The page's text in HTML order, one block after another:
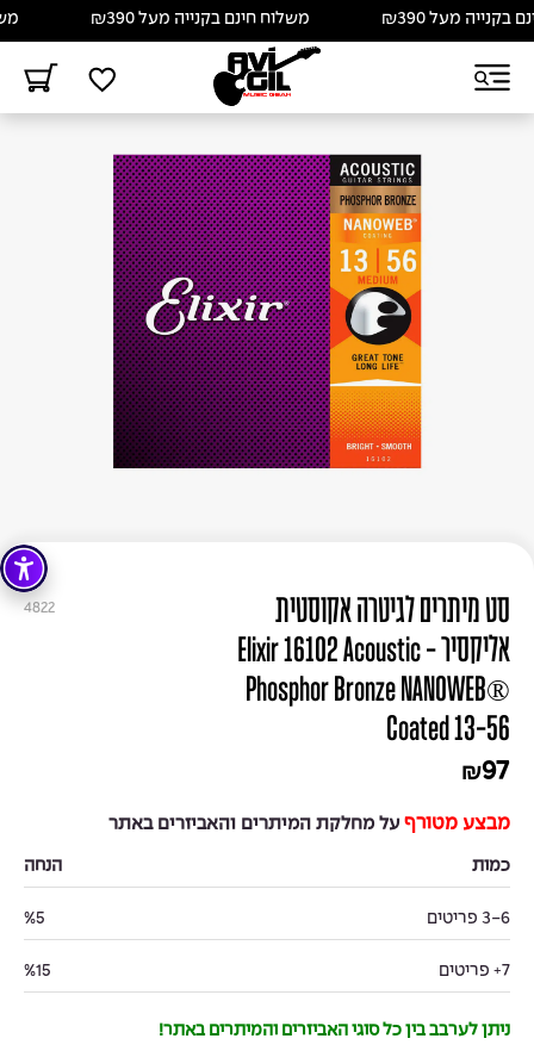
מעל ₪390 משלוח חינם בקנייה מעל ₪390
4822
סט מיתרים לגיטרה אקוסטית
אליקסיר - Elixir 16102 Acoustic
Phosphor Bronze NANOWEB®
Coated 13-56
₪97
מבצע מטורף על מחלקת המיתרים והאביזרים באתר
כמות הנחה
3-6 פריטים %5
7+ פריטים %15
ניתן לערבב בין כל סוגי האביזרים והמיתרים באתר!